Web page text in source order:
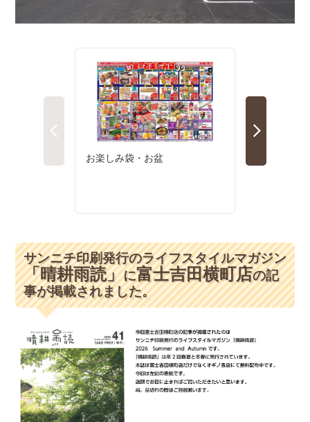
サンニチ印刷発行のライフスタイルマガジン
「晴耕雨読」に富士吉田横町店の記
事が掲載されました。